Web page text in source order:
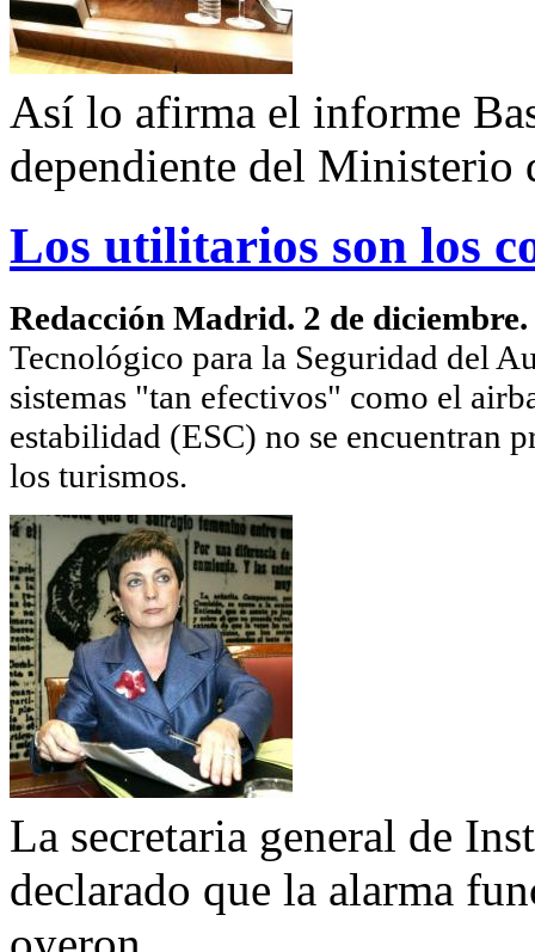
Así lo afirma el informe
dependiente del Ministerio
Los utilitarios son los
Redacción Madrid. 2 de diciembre.
Tecnológico para la Seguridad del
sistemas "tan efectivos" como el
estabilidad (ESC) no se encuentran
los turismos.
La secretaria general de
declarado que la alarma